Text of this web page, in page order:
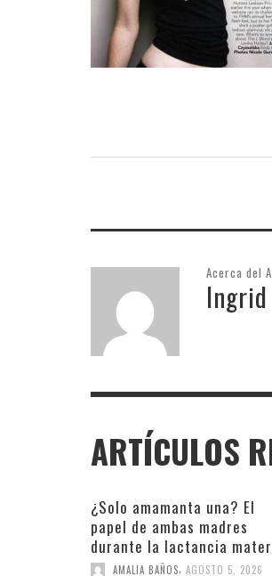
INFIELES
Acerca del
Ingrid
ARTÍCULOS
¿Solo amamanta una? El
papel de ambas madres
durante la lactancia
AMALIA BAÑOS, AGOSTO 5, 2026